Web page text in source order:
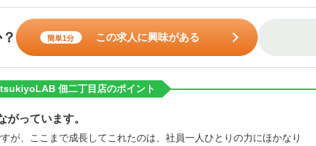
簡単1分 この求人に興味がある
佃二丁目店のポイント
っています。
が、ここまで成長してこれたのは、社員一人ひとりの力にほかなり